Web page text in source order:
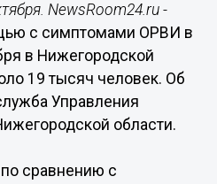
NewsRoom24.ru -
с симптомами ОРВИ в
в Нижегородской
19 тысяч человек. Об
Управления
области.
сравнению с